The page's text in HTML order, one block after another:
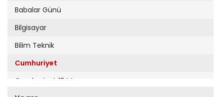
Babalar Günü
Bilgisayar
Bilim Teknik
Cumhuriyet
Cumhuriyet 19 Mayıs